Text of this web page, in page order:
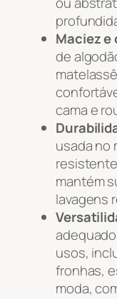
Maciez
de
cama e
usada no
mantém
lavagens
usos,
fronhas,
moda,